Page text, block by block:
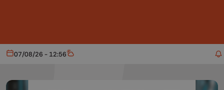
Aujourd'hui
07/08/26 - 12:56 Météo